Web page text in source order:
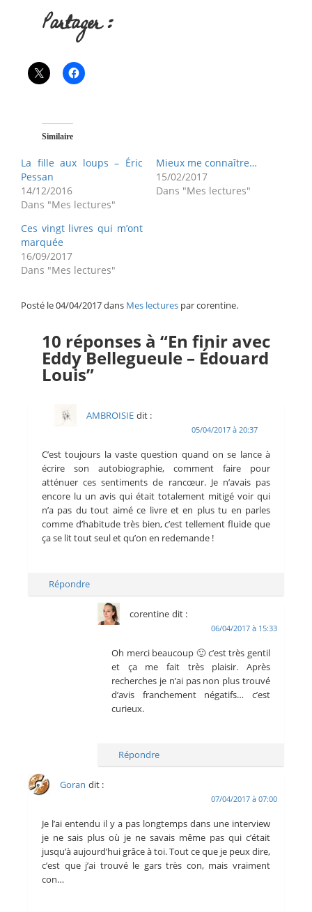
Partager :
Similaire
La fille aux loups – Éric
Pessan
14/12/2016
Dans "Mes lectures"
Mieux me connaître…
15/02/2017
Dans "Mes lectures"
Ces vingt livres qui m’ont
marquée
16/09/2017
Dans "Mes lectures"
Posté le 04/04/2017 dans Mes lectures par corentine.
10 réponses à “En finir avec
Eddy Bellegueule – Édouard
Louis”
AMBROISIE dit :
05/04/2017 à 20:37
C’est toujours la vaste question quand on se lance à
écrire son autobiographie, comment faire pour
atténuer ces sentiments de rancœur. Je n’avais pas
encore lu un avis qui était totalement mitigé voir qui
n’a pas du tout aimé ce livre et en plus tu en parles
comme d’habitude très bien, c’est tellement fluide que
ça se lit tout seul et qu’on en redemande !
Répondre
corentine dit :
06/04/2017 à 15:33
Oh merci beaucoup 🙂 c’est très gentil
et ça me fait très plaisir. Après
recherches je n’ai pas non plus trouvé
d’avis franchement négatifs… c’est
curieux.
Répondre
Goran dit :
07/04/2017 à 07:00
Je l’ai entendu il y a pas longtemps dans une interview
je ne sais plus où je ne savais même pas qui c’était
jusqu’à aujourd’hui grâce à toi. Tout ce que je peux dire,
c’est que j’ai trouvé le gars très con, mais vraiment
con…